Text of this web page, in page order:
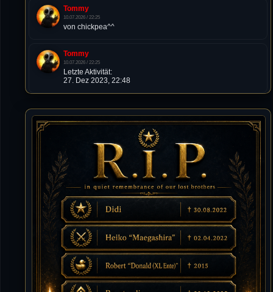
Tommy
10.07.2026 / 22:25
von chickpea^^
Tommy
10.07.2026 / 22:25
Letzte Aktivität:
27. Dez 2023, 22:48
DieWildeHilde
10.07.2026 / 12:48
Happy Birthday Chickpea
DieWildeHilde
10.07.2026 / 10:08
Hallo meine Lieben!
Isimiyaki
10.07.2026 / 00:34
Alles gute chickpea
Mojochilla
02.07.2026 / 15:53
Was geht aaaaaaaaaaaab